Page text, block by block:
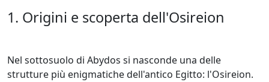
1. Origini e scoperta dell'Osireion
Nel sottosuolo di Abydos si nasconde una delle
strutture più enigmatiche dell'antico Egitto: l'Osireion.